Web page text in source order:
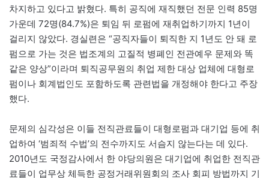
차지하고 있다고 밝혔다. 특히 공직에 재직했던 전문 인력 85명
가운데 72명(84.7%)은 퇴임 뒤 로펌에 재취업하기까지 1년이
걸리지 않았다. 경실련은 “공직자들이 퇴직한 지 1년도 안 돼 로
펌으로 가는 것은 법조계의 고질적 병폐인 전관예우 문제와 똑
같은 양상”이라며 퇴직공무원의 취업 제한 대상 업체에 대형로
펌이나 회계법인도 포함하도록 관련법을 개정해야 한다고 주장
했다.
문제의 심각성은 이들 전직관료들이 대형로펌과 대기업 등에 취
업하여 ‘범죄적 수법’의 전수까지도 서슴지 않는다는 데 있다.
2010년도 국정감사에서 한 야당의원은 대기업에 취업한 전직관
료들이 업무상 체득한 공정거래위원회의 조사 회피 방법까지 기